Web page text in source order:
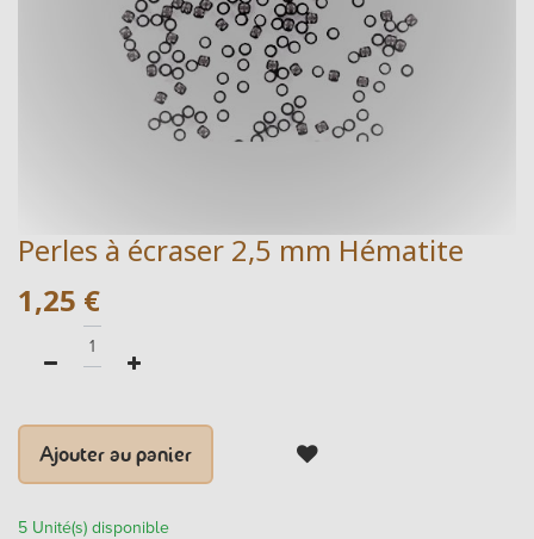
Perles à écraser 2,5 mm Hématite
1,25 €
Ajouter au panier
5 Unité(s) disponible